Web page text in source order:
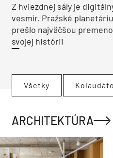
Z hviezdnej sály je
vesmír. Pražské
prešlo najväčšou
svojej histórii
Všetky
ARCHITEKTÚRA